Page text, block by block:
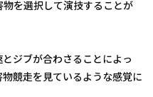
を選択して演技することが
ジブが合わさることによっ
競走を見ているような感覚に